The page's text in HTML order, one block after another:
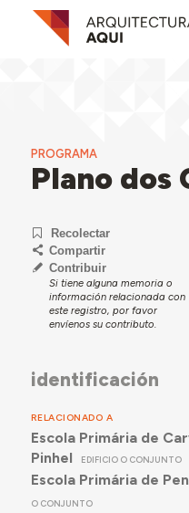
PROGRAMA
Plano dos
Recolectar
Compartir
Contribuir
Si tiene alguna memoria o
información relacionada con
este registro, por favor
envíenos su contributo.
identificación
RELACIONADO A
Escola Primária de
Pinhel
EDIFICIO O CONJUNTO
Escola Primária de
O CONJUNTO